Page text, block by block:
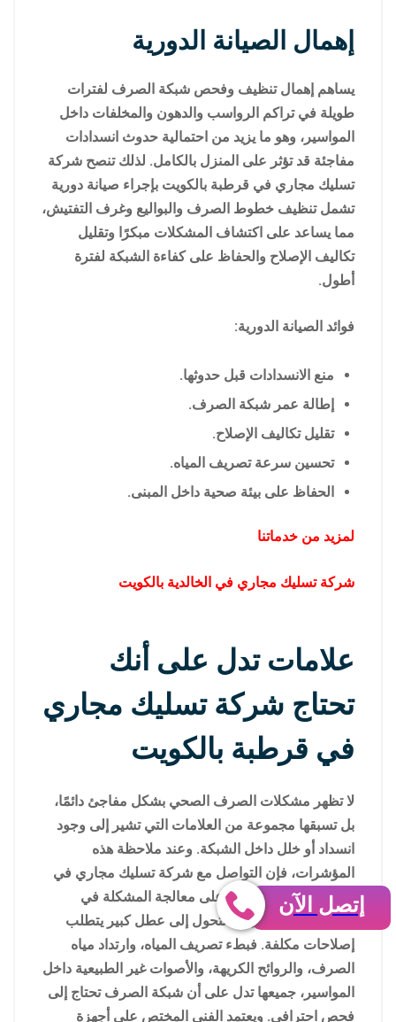
إهمال الصيانة الدورية
يساهم إهمال تنظيف وفحص شبكة الصرف لفترات
طويلة في تراكم الرواسب والدهون والمخلفات داخل
المواسير، وهو ما يزيد من احتمالية حدوث انسدادات
مفاجئة قد تؤثر على المنزل بالكامل. لذلك تنصح شركة
تسليك مجاري في قرطبة بالكويت بإجراء صيانة دورية
تشمل تنظيف خطوط الصرف والبواليع وغرف التفتيش،
مما يساعد على اكتشاف المشكلات مبكرًا وتقليل
تكاليف الإصلاح والحفاظ على كفاءة الشبكة لفترة
أطول.
فوائد الصيانة الدورية:
منع الانسدادات قبل حدوثها.
إطالة عمر شبكة الصرف.
تقليل تكاليف الإصلاح.
تحسين سرعة تصريف المياه.
الحفاظ على بيئة صحية داخل المبنى.
لمزيد من خدماتنا
شركة تسليك مجاري في الخالدية بالكويت
علامات تدل على أنك
تحتاج شركة تسليك مجاري
في قرطبة بالكويت
لا تظهر مشكلات الصرف الصحي بشكل مفاجئ دائمًا،
بل تسبقها مجموعة من العلامات التي تشير إلى وجود
انسداد أو خلل داخل الشبكة. وعند ملاحظة هذه
المؤشرات، فإن التواصل مع شركة تسليك مجاري في
قرطبة بالكويت يساعد على معالجة المشكلة في
مراحلها الأولى قبل أن تتحول إلى عطل كبير يتطلب
إصلاحات مكلفة. فبطء تصريف المياه، وارتداد مياه
الصرف، والروائح الكريهة، والأصوات غير الطبيعية داخل
المواسير، جميعها تدل على أن شبكة الصرف تحتاج إلى
فحص احترافي. ويعتمد الفني المختص على أجهزة
إتصل الآن